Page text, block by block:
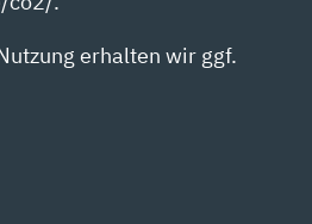
erhalten wir ggf.